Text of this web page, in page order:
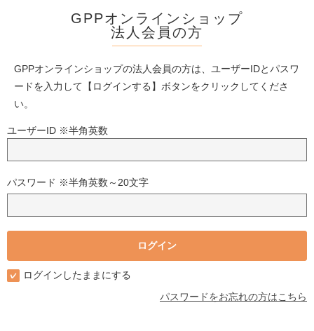
GPPオンラインショップ
法人会員の方
GPPオンラインショップの法人会員の方は、ユーザーIDとパスワ
ードを入力して【ログインする】ボタンをクリックしてくださ
い。
ユーザーID ※半角英数
パスワード ※半角英数～20文字
ログインしたままにする
パスワードをお忘れの方はこちら